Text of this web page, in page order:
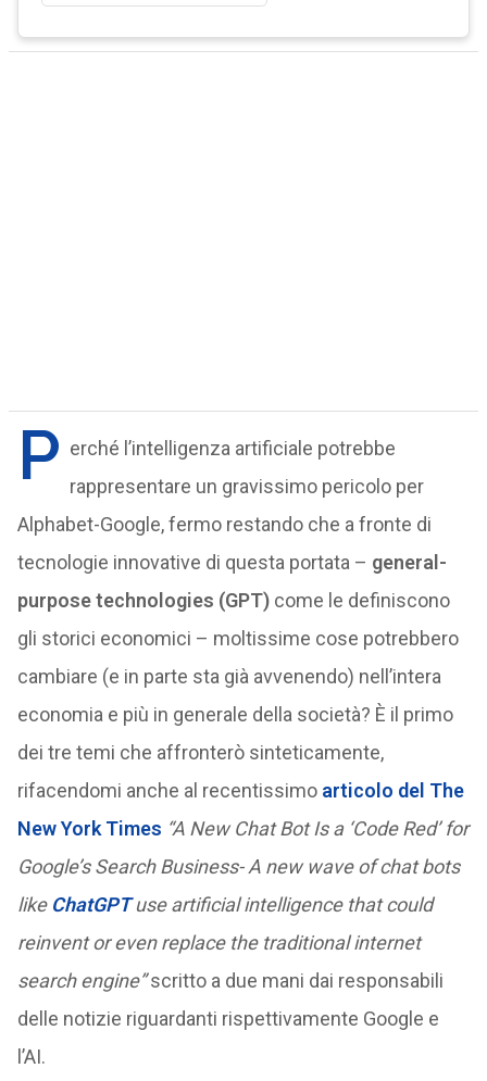
P erché l’intelligenza artificiale potrebbe
rappresentare un gravissimo pericolo per
Alphabet-Google, fermo restando che a fronte di
tecnologie innovative di questa portata – general-
purpose technologies (GPT) come le definiscono
gli storici economici – moltissime cose potrebbero
cambiare (e in parte sta già avvenendo) nell’intera
economia e più in generale della società? È il primo
dei tre temi che affronterò sinteticamente,
rifacendomi anche al recentissimo articolo del The
New York Times “A New Chat Bot Is a ‘Code Red’ for
Google’s Search Business- A new wave of chat bots
like ChatGPTuse artificial intelligence that could
reinvent or even replace the traditional internet
search engine”scritto a due mani dai responsabili
delle notizie riguardanti rispettivamente Google e
l’AI.